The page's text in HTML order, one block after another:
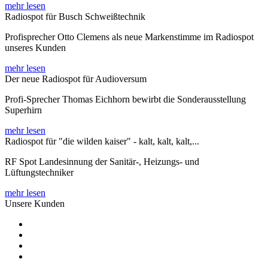
mehr lesen
Radiospot für Busch Schweißtechnik
Profisprecher Otto Clemens als neue Markenstimme im Radiospot
unseres Kunden
mehr lesen
Der neue Radiospot für Audioversum
Profi-Sprecher Thomas Eichhorn bewirbt die Sonderausstellung
Superhirn
mehr lesen
Radiospot für "die wilden kaiser" - kalt, kalt, kalt,...
RF Spot Landesinnung der Sanitär-, Heizungs- und
Lüftungstechniker
mehr lesen
Unsere Kunden